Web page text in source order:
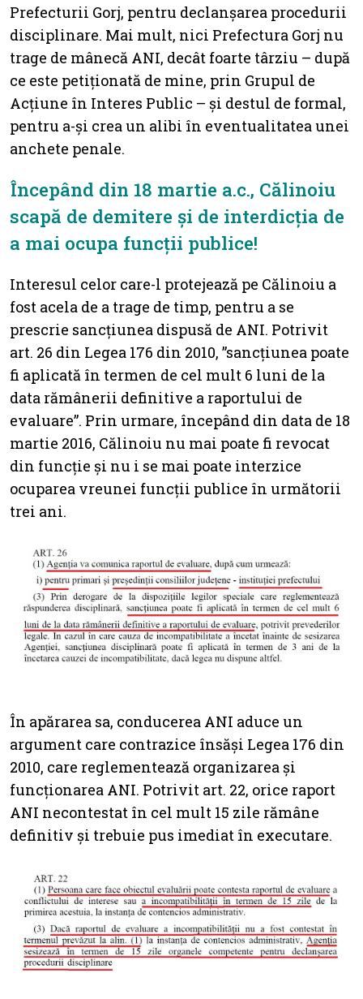
Prefecturii Gorj, pentru declanșarea procedurii
disciplinare. Mai mult, nici Prefectura Gorj nu
trage de mânecă ANI, decât foarte târziu – după
ce este petiționată de mine, prin Grupul de
Acțiune în Interes Public – și destul de formal,
pentru a-și crea un alibi în eventualitatea unei
anchete penale.
Începând din 18 martie a.c., Călinoiu
scapă de demitere și de interdicția de
a mai ocupa funcții publice!
Interesul celor care-l protejează pe Călinoiu a
fost acela de a trage de timp, pentru a se
prescrie sancțiunea dispusă de ANI. Potrivit
art. 26 din Legea 176 din 2010, ”sancțiunea poate
fi aplicată în termen de cel mult 6 luni de la
data rămânerii definitive a raportului de
evaluare”. Prin urmare, începând din data de 18
martie 2016, Călinoiu nu mai poate fi revocat
din funcție și nu i se mai poate interzice
ocuparea vreunei funcții publice în următorii
trei ani.
În apărarea sa, conducerea ANI aduce un
argument care contrazice însăși Legea 176 din
2010, care reglementează organizarea și
funcționarea ANI. Potrivit art. 22, orice raport
ANI necontestat în cel mult 15 zile rămâne
definitiv și trebuie pus imediat în executare.